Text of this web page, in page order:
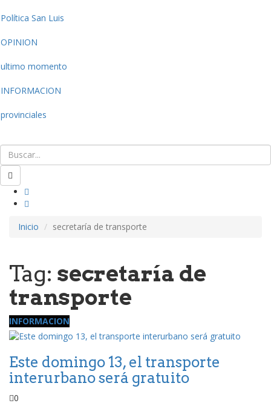
Política San Luis
OPINION
ultimo momento
INFORMACION
provinciales
Inicio secretaría de transporte
Tag: secretaría de
transporte
INFORMACION
Este domingo 13, el transporte
interurbano será gratuito
0